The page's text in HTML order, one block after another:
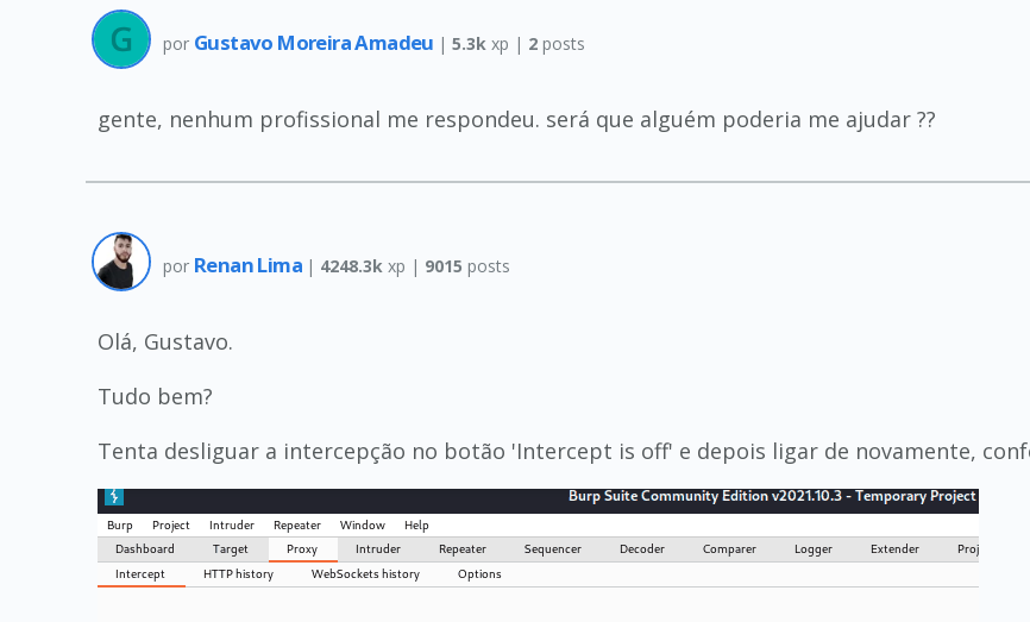
por Gustavo Moreira Amadeu |5.3k xp | 2 posts
gente, nenhum profissional me respondeu. será que alguém poderia me ajudar ??
por Renan Lima | 4248.3k xp | 9015 posts
Olá, Gustavo.
Tudo bem?
Tenta desliguar a intercepção no botão 'Intercept is off' e depois ligar de novamente,